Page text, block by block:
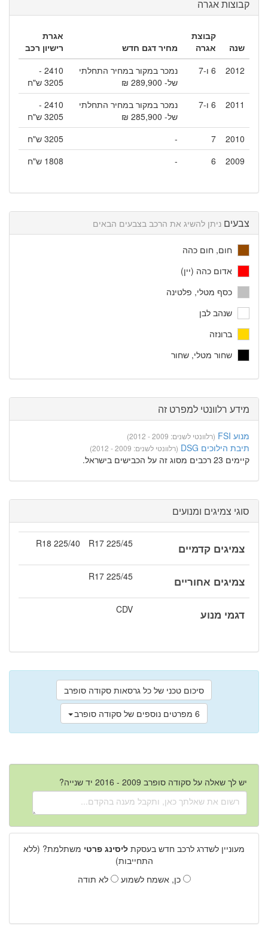
קבוצות אגרה
שנה
קבוצת
אגרה
מחיר דגם חדש
אגרת
רישיון רכב
2012
6 ו-7
נמכר במקור במחיר התחלתי
של- 289,900 ₪
2410 -
3205 ש"ח
2011
6 ו-7
נמכר במקור במחיר התחלתי
של- 285,900 ₪
2410 -
3205 ש"ח
2010
7
-
3205 ש"ח
2009
6
- 1808 ש"ח
צבעים ניתן להשיג את הרכב בצבעים הבאים
חום, חום כהה
אדום כהה (יין)
כסף מטלי, פלטינה
שנהב לבן
ברונזה
שחור מטלי, שחור
מידע רלוונטי למפרט זה
מנוע FSI (רלוונטי לשנים: 2009 - 2012)
תיבת הילוכים DSG (רלוונטי לשנים: 2009 - 2012)
קיימים 23 רכבים מסוג זה על הכבישים בישראל.
סוגי צמיגים ומנועים
צמיגים קדמיים 225/45 R17
225/40 R18
צמיגים אחוריים 225/45 R17
דגמי מנוע CDV
סיכום טכני של כל גרסאות סקודה סופרב
6 מפרטים נוספים של סקודה סופרב
יש לך שאלה על סקודה סופרב 2009 - 2016 יד שנייה?
מעוניין לשדרג לרכב חדש בעסקת ליסינג פרטי משתלמת? (ללא
התחייבות)
כן, אשמח לשמוע
לא תודה